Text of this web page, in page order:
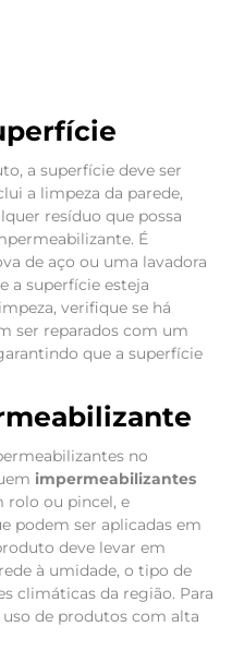
a superfície deve ser
a limpeza da parede,
resíduo que possa
É
de aço ou uma lavadora
a superfície esteja
verifique se há
ser reparados com um
que a superfície
no
impermeabilizantes
rolo ou pincel, e
podem ser aplicadas em
deve levar em
à umidade, o tipo de
climáticas da região. Para
uso de produtos com alta